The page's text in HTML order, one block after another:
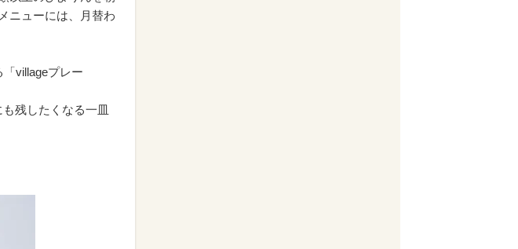
ニューには、月替わ
villageプレー
残したくなる一皿